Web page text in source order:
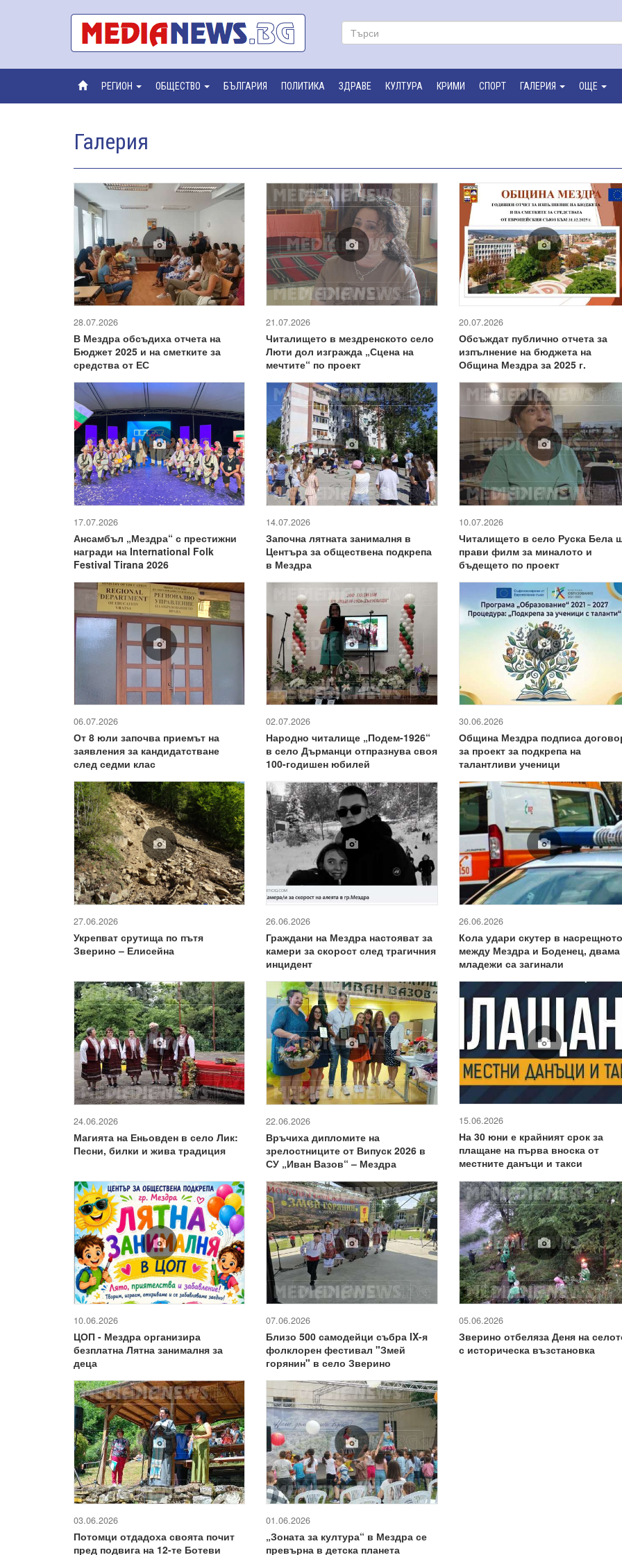
РЕГИОН ОБЩЕСТВО БЪЛГАРИЯ ПОЛИТИКА ЗДРАВЕ КУЛТУРА КРИМИ СПОРТ ГАЛЕРИЯ ОЩЕ
Галерия
28.07.2026
В Мездра обсъдиха отчета на
Бюджет 2025 и на сметките за
средства от ЕС
21.07.2026
Читалището в мездренското село
Люти дол изгражда „Сцена на
мечтите“ по проект
20.07.2026
Обсъждат публично отчета за
изпълнение на бюджета на
Община Мездра за 2025 г.
17.07.2026
Ансамбъл „Мездра“ с престижни
награди на International Folk
Festival Tirana 2026
14.07.2026
Започна лятната занималня в
Центъра за обществена подкрепа
в Мездра
10.07.2026
Читалището в село Руска Бела
прави филм за миналото и
бъдещето по проект
06.07.2026
От 8 юли започва приемът на
заявления за кандидатстване
след седми клас
02.07.2026
Народно читалище „Подем-1926“
в село Дърманци отпразнува своя
100-годишен юбилей
30.06.2026
Община Мездра подписа
за проект за подкрепа на
талантливи ученици
27.06.2026
Укрепват срутища по пътя
Зверино – Елисейна
26.06.2026
Граждани на Мездра настояват за
камери за скорост след трагичния
инцидент
26.06.2026
Кола удари скутер в насрещното
между Мездра и Боденец, двама
младежи са загинали
24.06.2026
Магията на Еньовден в село Лик:
Песни, билки и жива традиция
22.06.2026
Връчиха дипломите на
зрелостниците от Випуск 2026 в
СУ „Иван Вазов“ – Мездра
15.06.2026
На 30 юни е крайният срок за
плащане на първа вноска от
местните данъци и такси
10.06.2026
ЦОП - Мездра организира
безплатна Лятна занималня за
деца
07.06.2026
Близо 500 самодейци събра IX-я
фолклорен фестивал "Змей
горянин" в село Зверино
05.06.2026
Зверино отбеляза Деня на
с историческа възстановка
03.06.2026
Потомци отдадоха своята почит
пред подвига на 12-те Ботеви
01.06.2026
„Зоната за култура“ в Мездра се
превърна в детска планета